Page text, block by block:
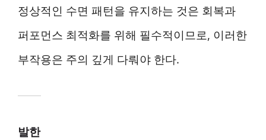
정상적인 수면 패턴을 유지하는 것은 회복과
퍼포먼스 최적화를 위해 필수적이므로, 이러한
부작용은 주의 깊게 다뤄야 한다.
발한